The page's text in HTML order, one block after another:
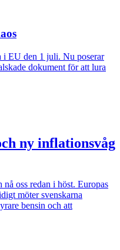
i EU den 1 juli. Nu poserar
dokument för att lura
ny inflationsvåg
oss redan i höst. Europas
möter svenskarna
bensin och att